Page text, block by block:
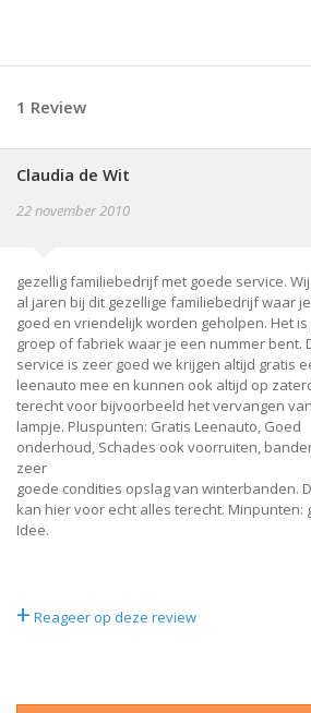
1 Review
Claudia de Wit
22 november 2010
gezellig familiebedrijf met goede service.
al jaren bij dit gezellige familiebedrijf waar
goed en vriendelijk worden geholpen. Het is
groep of fabriek waar je een nummer bent.
service is zeer goed we krijgen altijd gratis
leenauto mee en kunnen ook altijd op
terecht voor bijvoorbeeld het vervangen
lampje. Pluspunten: Gratis Leenauto, Goed
onderhoud, Schades ook voorruiten,
zeer
goede condities opslag van winterbanden.
kan hier voor echt alles terecht. Minpunten:
Idee.
+ Reageer op deze review